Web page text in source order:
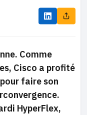
Comme
Cisco a profité
faire son
HyperFlex,